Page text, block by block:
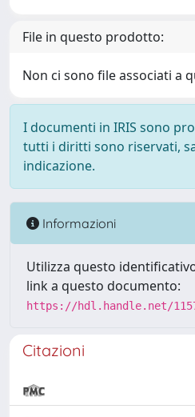
File in questo prodotto:
Non ci sono file associati a
I documenti in IRIS sono
tutti i diritti sono riservati,
indicazione.
Informazioni
Utilizza questo
link a questo documento:
https://hdl.handle.net/
Citazioni